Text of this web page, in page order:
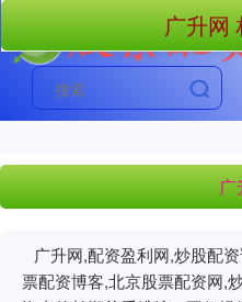
广
广升网,配资盈利网,炒股配
票配资博客,北京股票配资网,
广升网